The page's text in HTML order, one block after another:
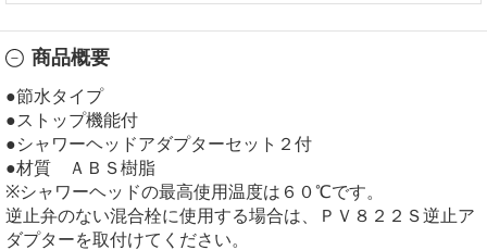
商品概要
●節水タイプ
●ストップ機能付
●シャワーヘッドアダプターセット２付
●材質 ＡＢＳ樹脂
※シャワーヘッドの最高使用温度は６０℃です。
逆止弁のない混合栓に使用する場合は、ＰＶ８２２Ｓ逆止ア
ダプターを取付けてください。